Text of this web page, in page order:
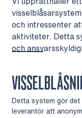
och intressenter
aktiviteter. Detta
och
Detta system gör
leverantör att